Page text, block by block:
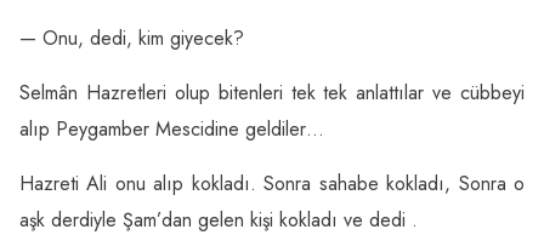
— Onu, dedi, kim giyecek?
Selmân Hazretleri olup bitenleri tek tek anlattılar ve cübbeyi
alıp Peygamber Mescidine geldiler…
Hazreti Ali onu alıp kokladı. Sonra sahabe kokladı, Sonra o
aşk derdiyle Şam’dan gelen kişi kokladı ve dedi .